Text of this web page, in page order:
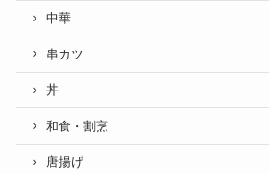
中華
串カツ
丼
和食・割烹
唐揚げ